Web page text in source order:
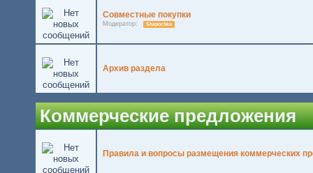
Совместные покупки
Модератор: Shapochka
Архив раздела
Коммерческие предложения
Правила и вопросы размещения коммерческих